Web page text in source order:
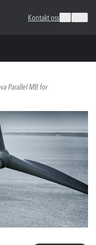
Kontakt oss
Parallel MB for